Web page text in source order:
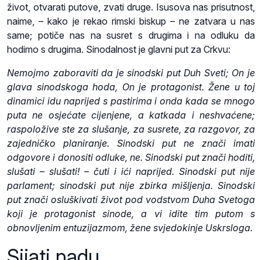
život, otvarati putove, zvati druge. Isusova nas prisutnost,
naime, – kako je rekao rimski biskup – ne zatvara u nas
same; potiče nas na susret s drugima i na odluku da
hodimo s drugima. Sinodalnost je glavni put za Crkvu:
Nemojmo zaboraviti da je sinodski put Duh Sveti; On je
glava sinodskoga hoda, On je protagonist. Žene u toj
dinamici idu naprijed s pastirima i onda kada se mnogo
puta ne osjećate cijenjene, a katkada i neshvaćene;
raspoložive ste za slušanje, za susrete, za razgovor, za
zajedničko planiranje. Sinodski put ne znači imati
odgovore i donositi odluke, ne. Sinodski put znači hoditi,
slušati – slušati! – čuti i ići naprijed. Sinodski put nije
parlament; sinodski put nije zbirka mišljenja. Sinodski
put znači osluškivati život pod vodstvom Duha Svetoga
koji je protagonist sinode, a vi idite tim putom s
obnovljenim entuzijazmom, žene svjedokinje Uskrsloga.